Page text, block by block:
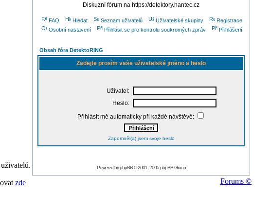
zde
Diskuzní fórum na https://detektory.hantec.cz
FAQ Hledat Seznam uživatelů Uživatelské skupiny
Registrace
Osobní nastavení
Přihlásit se pro kontrolu soukromých zpráv Přihlášení
Obsah fóra DetektoRING
Zadejte prosím vaše uživatelské jméno a heslo
Uživatel:
Heslo:
Přihlásit mě automaticky při každé návštěvě:
Zapomněl(a) jsem svoje heslo
Powered byphpBB© 2001, 2005 phpBB Group
Forums ©